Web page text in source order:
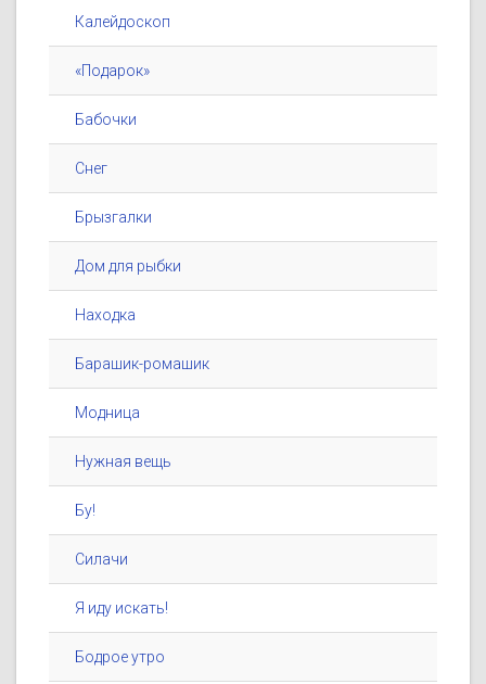
Калейдоскоп
«Подарок»
Бабочки
Снег
Брызгалки
Дом для рыбки
Находка
Барашик-ромашик
Модница
Нужная вещь
Бу!
Силачи
Я иду искать!
Бодрое утро